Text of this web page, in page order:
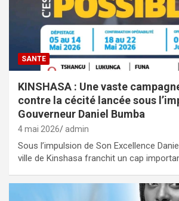
SANTE
KINSHASA : Une vaste
contre la cécité lancée sous
Gouverneur Daniel Bumba
4 mai 2026 admin
Sous l’impulsion de Son Excellence
ville de Kinshasa franchit un cap